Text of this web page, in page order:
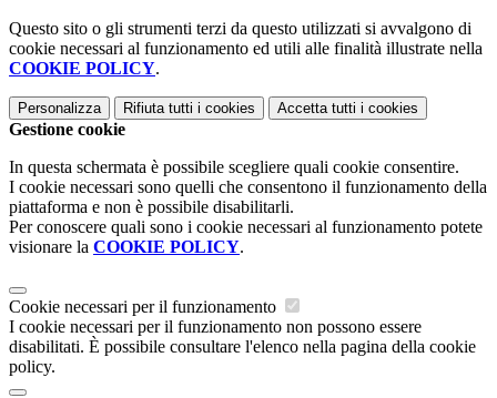
Questo sito o gli strumenti terzi da questo utilizzati si avvalgono di
cookie necessari al funzionamento ed utili alle finalità illustrate nella
COOKIE POLICY.
Personalizza Rifiuta tutti i cookies Accetta tutti i cookies
Gestione cookie
In questa schermata è possibile scegliere quali cookie consentire.
I cookie necessari sono quelli che consentono il funzionamento della
piattaforma e non è possibile disabilitarli.
Per conoscere quali sono i cookie necessari al funzionamento potete
visionare la COOKIE POLICY.
Cookie necessari per il funzionamento
I cookie necessari per il funzionamento non possono essere
disabilitati. È possibile consultare l'elenco nella pagina della cookie
policy.